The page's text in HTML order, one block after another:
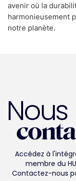
avenir où la
harmonieusement
notre planète.
Nous
Accédez à
membre du
Contactez-nous